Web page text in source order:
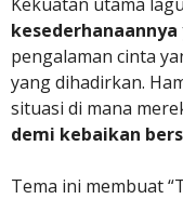
pengalaman cinta
yang dihadirkan.
situasi di mana
demi kebaikan
Tema ini membuat